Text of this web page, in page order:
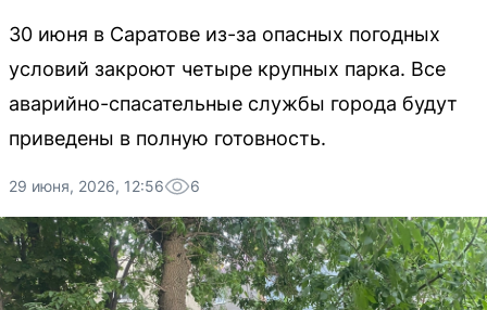
30 июня в Саратове из-за опасных погодных
условий закроют четыре крупных парка. Все
аварийно-спасательные службы города будут
приведены в полную готовность.
29 июня, 2026, 12:56 6